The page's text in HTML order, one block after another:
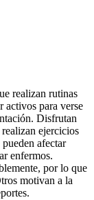
realizan rutinas
activos para verse
Disfrutan
ejercicios
afectar
enfermos.
por lo que
motivan a la